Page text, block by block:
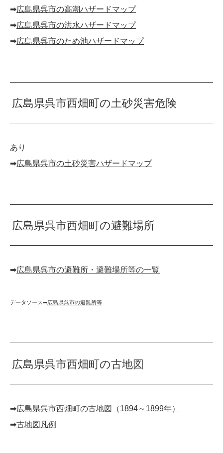
➡︎広島県呉市の高潮ハザードマップ
➡︎広島県呉市の洪水ハザードマップ
➡︎広島県呉市のため池ハザードマップ
広島県呉市西畑町の土砂災害危険
あり
➡︎広島県呉市の土砂災害ハザードマップ
広島県呉市西畑町の避難場所
➡︎広島県呉市の避難所・避難場所等の一覧
データソース➡︎広島県呉市の避難所等
広島県呉市西畑町の古地図
➡︎広島県呉市西畑町の古地図（1894～1899年）
➡︎古地図凡例